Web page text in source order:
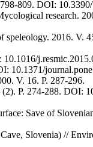
809. DOI:
research.
speleology. 2016. V.
10.1371/
V. 16. Р. 287-296.
P. 274-288. DOI:
Save of
Slovenia) //